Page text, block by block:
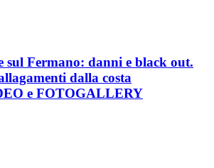
sul Fermano: danni e black out.
dalla costa
e FOTOGALLERY